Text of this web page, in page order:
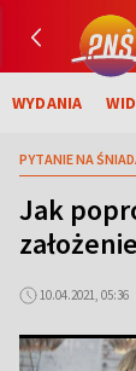
WYDANIA
PYTANIE NA
Jak
10.04.2021, 05:36